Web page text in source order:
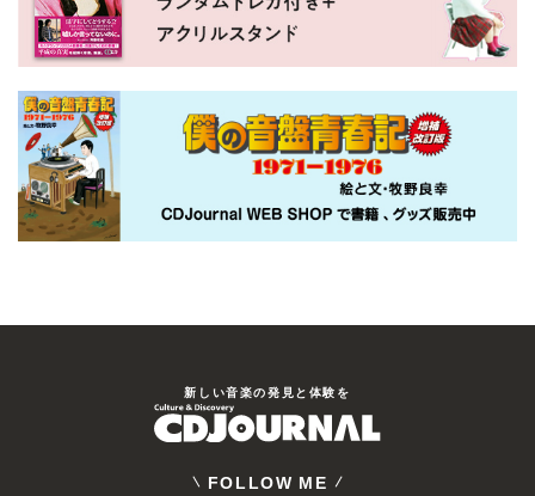
新しい⾳楽の発⾒と体験を
FOLLOW ME